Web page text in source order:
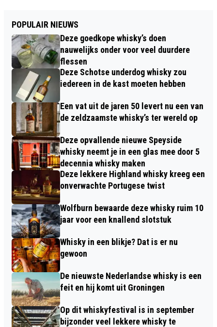
POPULAIR NIEUWS
Deze goedkope whisky’s doen
nauwelijks onder voor veel duurdere
flessen
Deze Schotse underdog whisky zou
iedereen in de kast moeten hebben
Een vat uit de jaren 50 levert nu een van
de zeldzaamste whisky’s ter wereld op
Deze opvallende nieuwe Speyside
whisky neemt je in een glas mee door 5
decennia whisky maken
Deze lekkere Highland whisky kreeg een
onverwachte Portugese twist
Wolfburn bewaarde deze whisky ruim 10
jaar voor een knallend slotstuk
Whisky in een blikje? Dat is er nu
gewoon
De nieuwste Nederlandse whisky is een
feit en hij komt uit Groningen
Op dit whiskyfestival is in september
bijzonder veel lekkere whisky te